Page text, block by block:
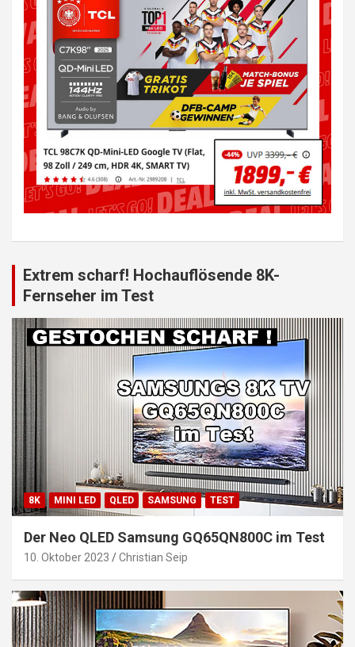
Extrem scharf! Hochauflösende 8K-
Fernseher im Test
8K MINI LED QLED SAMSUNG TEST
Der Neo QLED Samsung GQ65QN800C im Test
10. Oktober 2023 Christian Seip